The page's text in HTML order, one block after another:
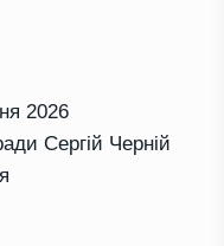
2026
Сергій Черній